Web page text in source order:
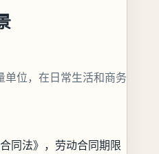
位，在日常生活和商务
同法》，劳动合同期限